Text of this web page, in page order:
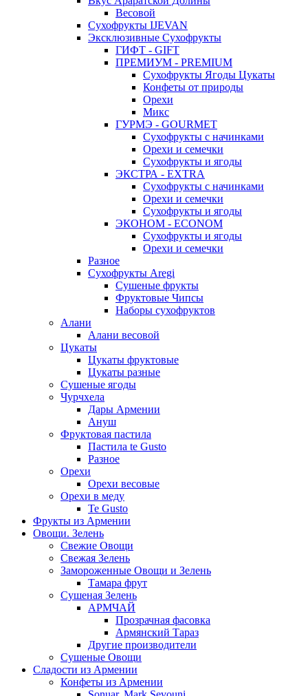
Весовой
Сухофрукты IJEVAN
Эксклюзивные Сухофрукты
ГИФТ - GIFT
ПРЕМИУМ - PREMIUM
Сухофрукты Ягоды Цукаты
Конфеты от природы
Орехи
Микс
ГУРМЭ - GOURMET
Сухофрукты с начинками
Орехи и семечки
Сухофрукты и ягоды
ЭКСТРА - EXTRA
Сухофрукты с начинками
Орехи и семечки
Сухофрукты и ягоды
ЭКОНОМ - ECONOM
Сухофрукты и ягоды
Орехи и семечки
Разное
Сухофрукты Aregi
Сушеные фрукты
Фруктовые Чипсы
Наборы сухофруктов
Алани
Алани весовой
Цукаты
Цукаты фруктовые
Цукаты разные
Сушеные ягоды
Чурчхела
Дары Армении
Ануш
Фруктовая пастила
Пастила te Gusto
Разное
Орехи
Орехи весовые
Орехи в меду
Te Gusto
Фрукты из Армении
Овощи. Зелень
Свежие Овощи
Свежая Зелень
Замороженные Овощи и Зелень
Тамара фрут
Сушеная Зелень
АРМЧАЙ
Прозрачная фасовка
Армянский Тараз
Другие производители
Сушеные Овощи
Сладости из Армении
Конфеты из Армении